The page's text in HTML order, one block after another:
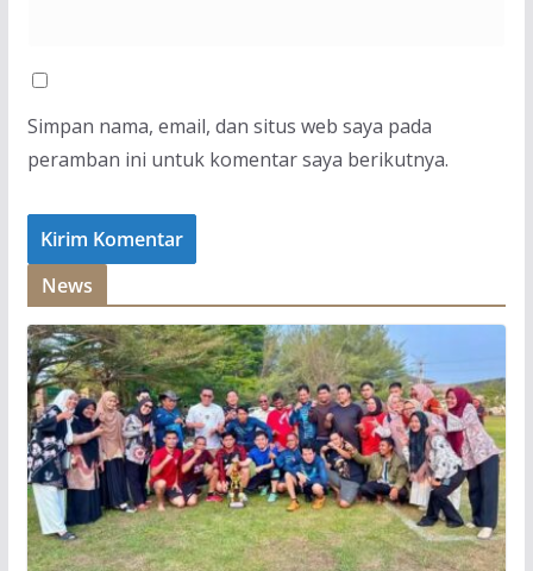
Simpan nama, email, dan situs web saya pada
peramban ini untuk komentar saya berikutnya.
News